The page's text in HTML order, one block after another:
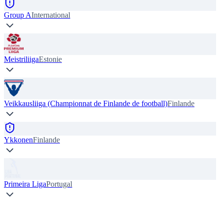
Group AInternational
MeistriliigaEstonie
Veikkausliiga (Championnat de Finlande de football)Finlande
YkkonenFinlande
Primeira LigaPortugal